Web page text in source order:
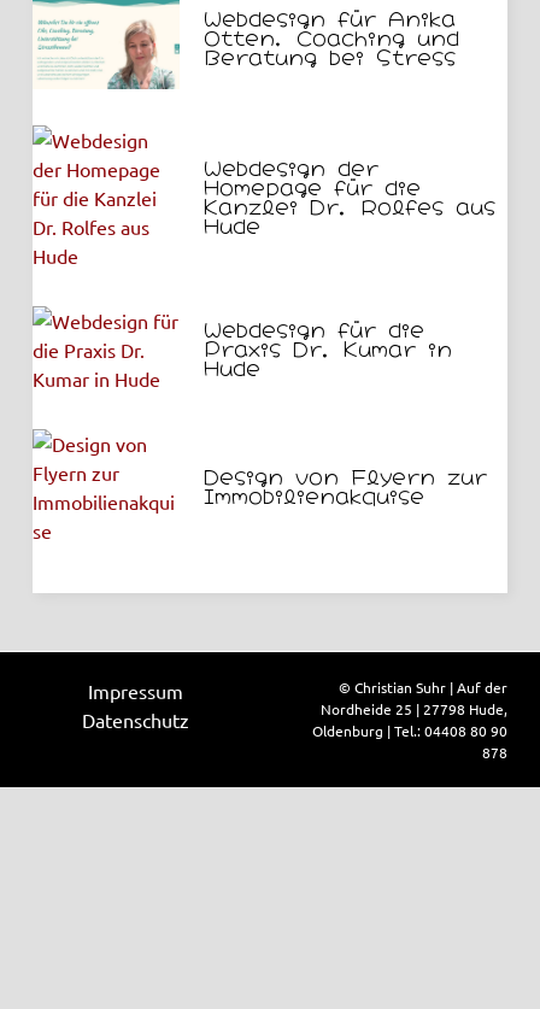
Webdesign für Anika
Otten, Coaching und
Beratung bei Stress
Webdesign der
Homepage für die
Kanzlei Dr. Rolfes aus
Hude
Webdesign für die
Praxis Dr. Kumar in
Hude
Design von Flyern zur
Immobilienakquise
Impressum
Datenschutz
© Christian Suhr | Auf der
Nordheide 25 | 27798 Hude,
Oldenburg | Tel.: 04408 80 90
878